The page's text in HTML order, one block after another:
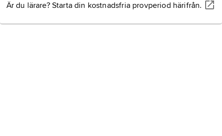
Är du lärare? Starta din kostnadsfria provperiod härifrån.